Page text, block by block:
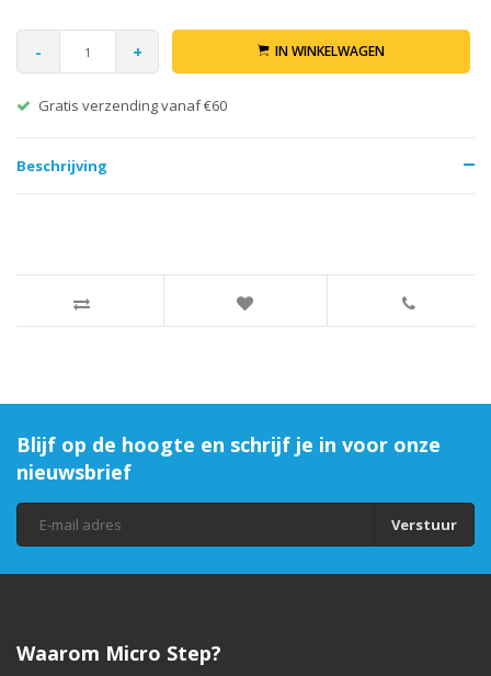
- + IN WINKELWAGEN
Gratis verzending vanaf €60
Beschrijving
Blijf op de hoogte en schrijf je in voor onze
nieuwsbrief
Verstuur
Waarom Micro Step?